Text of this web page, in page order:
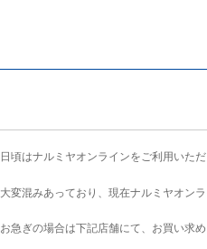
日頃はナルミヤオンラインをご利用いた
大変混みあっており、現在ナルミヤオン
お急ぎの場合は下記店舗にて、お買い求め